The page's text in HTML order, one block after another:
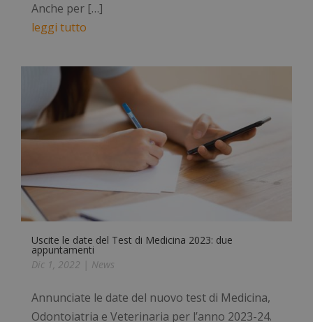
Anche per […]
leggi tutto
Uscite le date del Test di Medicina 2023: due
appuntamenti
Dic 1, 2022
News
Annunciate le date del nuovo test di Medicina,
Odontoiatria e Veterinaria per l’anno 2023-24.